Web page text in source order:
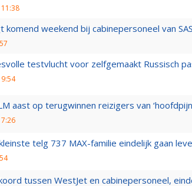
komend weekend bij cabinepersoneel van
testvlucht voor zelfgemaakt Russisch
aast op terugwinnen reizigers van
telg 737 MAX-familie eindelijk gaan
tussen WestJet en cabinepersoneel,